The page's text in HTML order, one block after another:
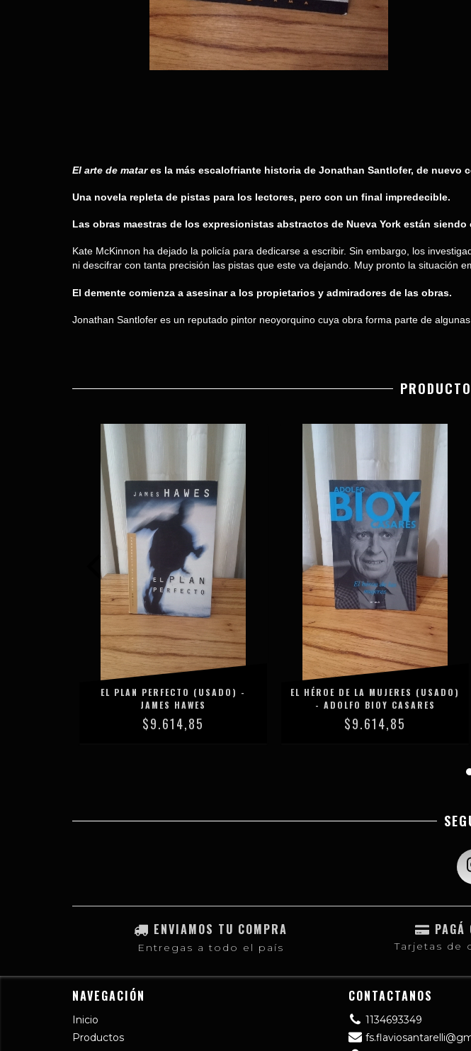
El arte de matares la más escalofriante historia de Jonathan Santlofer, de nuevo
Una novela repleta de pistas para los lectores, pero con un final impredecible.
Las obras maestras de los expresionistas abstractos de Nueva York están
Kate McKinnon ha dejado la policía para dedicarse a escribir. Sin embargo, los
ni descifrar con tanta precisión las pistas que este va dejando. Muy pronto la situación
El demente comienza a asesinar a los propietarios y admiradores de las obras.
Jonathan Santlofer es un reputado pintor neoyorquino cuya obra forma parte de
EL PLAN PERFECTO (USADO) -
JAMES HAWES
$9.614,85
EL HÉROE DE LA MUJERES (USADO)
- ADOLFO BIOY CASARES
$9.614,85
ENVIAMOS TU COMPRA
Entregas a todo el país
PAGÁ
Tarjetas de
NAVEGACIÓN
Inicio
Productos
CONTACTANOS
1134693349